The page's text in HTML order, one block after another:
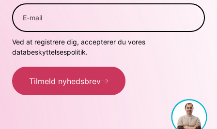
Ved at registrere dig, accepterer du vores
databeskyttelsespolitik.
Tilmeld nyhedsbrev